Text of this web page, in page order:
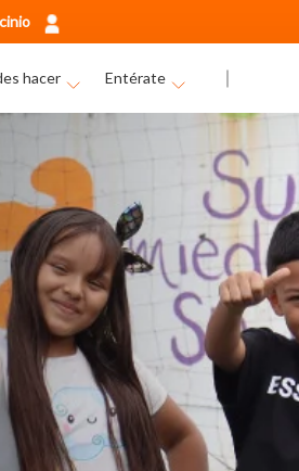
hacer Entérate